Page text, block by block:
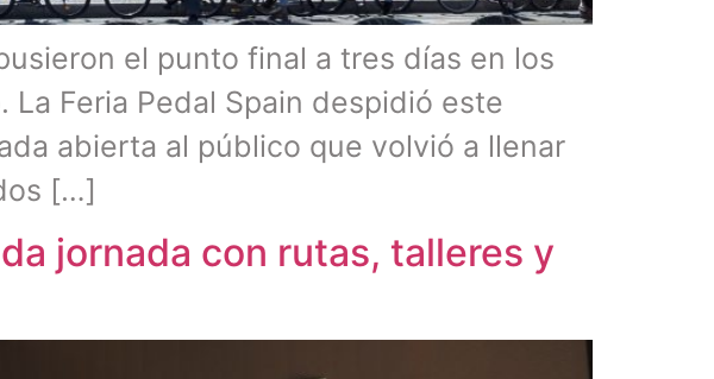
el punto final a tres días en los
Feria Pedal Spain despidió este
abierta al público que volvió a llenar
[…]
jornada con rutas, talleres y